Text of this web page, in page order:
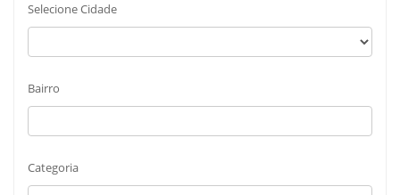
Selecione Cidade
Bairro
Categoria